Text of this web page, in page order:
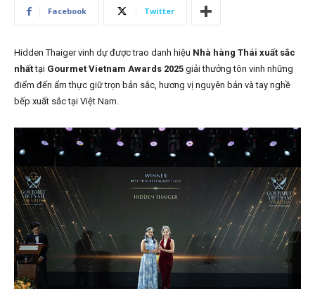
Facebook Twitter
Hidden Thaiger vinh dự được trao danh hiệu Nhà hàng Thái xuất sắc
nhấttại Gourmet Vietnam Awards 2025 giải thưởng tôn vinh những
điểm đến ẩm thực giữ trọn bản sắc, hương vị nguyên bản và tay nghề
bếp xuất sắc tại Việt Nam.